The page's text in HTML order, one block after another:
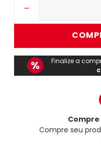
－
Finalize a
Compre seu